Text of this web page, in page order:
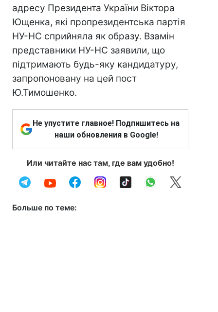
адресу Президента України Віктора
Ющенка, які пропрезидентська партія
НУ-НС сприйняла як образу. Взамін
представники НУ-НС заявили, що
підтримають будь-яку кандидатуру,
запропоновану на цей пост
Ю.Тимошенко.
Не упустите главное! Подпишитесь на
наши обновления в Google!
Или читайте нас там, где вам удобно!
Больше по теме: